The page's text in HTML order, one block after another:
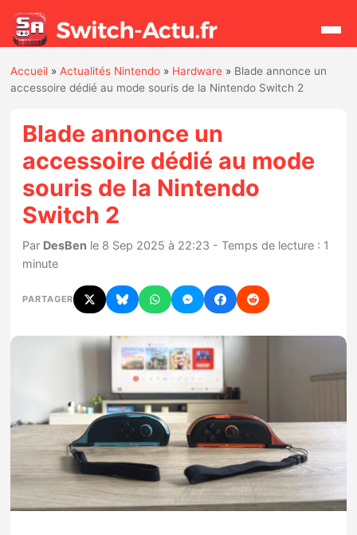
Rechercher
Actualités
Jeux
Hardware
Mises à jour
Chiffres de ventes
Rumeurs
Nintendo Direct
Tests et previews
Tests de jeux
Tests d’accessoires
Accueil »Actualités Nintendo » Hardware » Blade annonce un
accessoire dédié au mode souris de la Nintendo Switch 2
Blade annonce un
accessoire dédié au mode
souris de la Nintendo
Switch 2
Par DesBen le 8 Sep 2025 à 22:23 - Temps de lecture : 1
minute
PARTAGER